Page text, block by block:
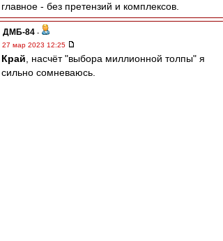
главное - без претензий и комплексов.
ДМБ-84 -
27 мар 2023 12:25
Край , насчёт "выбора миллионной толпы" я
сильно сомневаюсь.